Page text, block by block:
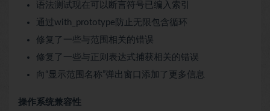
语法测试现在可以断言符号已编入索引
通过with_prototype防止无限包含循环
修复了一些与范围相关的错误
修复了一些与正则表达式捕获相关的错误
向“显示范围名称”弹出窗口添加了更多信息
操作系统兼容性